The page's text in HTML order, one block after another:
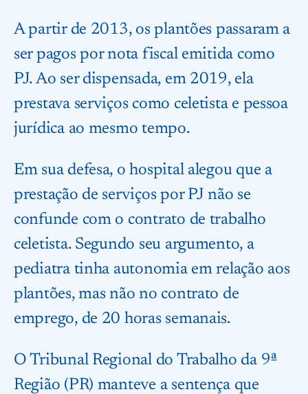
A partir de 2013, os plantões passaram a
ser pagos por nota fiscal emitida como
PJ. Ao ser dispensada, em 2019, ela
prestava serviços como celetista e pessoa
jurídica ao mesmo tempo.
Em sua defesa, o hospital alegou que a
prestação de serviços por PJ não se
confunde com o contrato de trabalho
celetista. Segundo seu argumento, a
pediatra tinha autonomia em relação aos
plantões, mas não no contrato de
emprego, de 20 horas semanais.
O Tribunal Regional do Trabalho da 9ª
Região (PR) manteve a sentença que